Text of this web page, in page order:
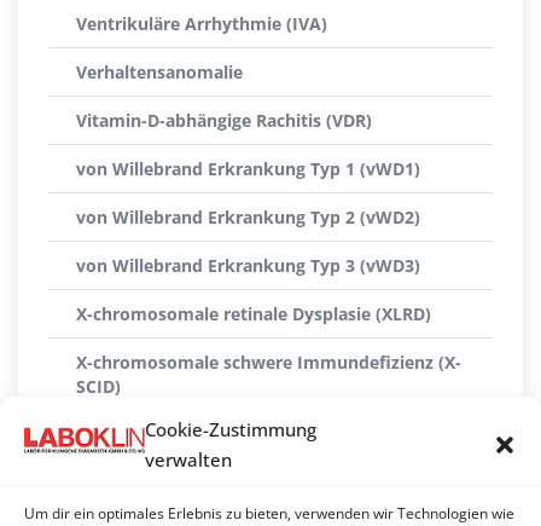
Cookie-Zustimmung
verwalten
Um dir ein optimales Erlebnis zu bieten, verwenden wir Technologien wie
Ventrikuläre Arrhythmie (IVA)
Verhaltensanomalie
Vitamin-D-abhängige Rachitis (VDR)
von Willebrand Erkrankung Typ 1 (vWD1)
von Willebrand Erkrankung Typ 2 (vWD2)
von Willebrand Erkrankung Typ 3 (vWD3)
X-chromosomale retinale Dysplasie (XLRD)
X-chromosomale schwere Immundefizienz (X-
SCID)
X-linked Myopathie (XL-MTM)